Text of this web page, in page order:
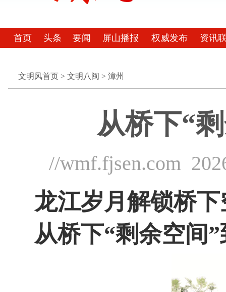
首页 头条 要闻 屏山播报 权威发布 资讯
文明风首页 > 文明八闽 > 漳州
从桥下“
//wmf.fjsen.com
龙江岁月解锁桥
从桥下“剩余空间